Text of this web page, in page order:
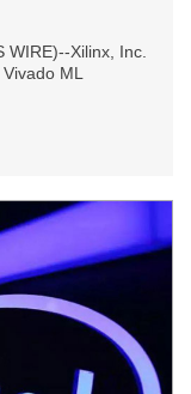
Xilinx, Inc.
ML